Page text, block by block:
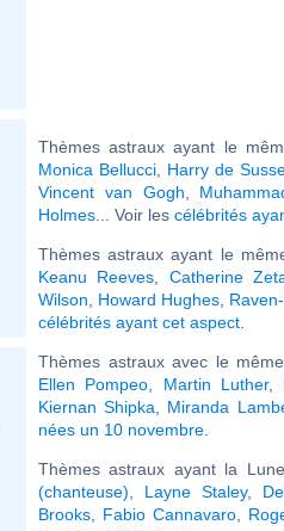
Thèmes astraux ayant le
Monica Bellucci
Harry de
Vincent van Gogh
Holmes ... Voir les célébrités
Thèmes astraux ayant le
Keanu Reeves
Catherine
Wilson
Howard Hughes
célébrités ayant cet aspect
Thèmes astraux avec le
Ellen Pompeo
Martin Luther,
Kiernan Shipka
Miranda
nées un 10 novembre
Thèmes astraux ayant la
(chanteuse)
Layne Staley,
Brooks
Fabio Cannavaro,